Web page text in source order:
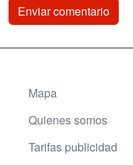
Mapa
Quienes somos
Tarifas publicidad